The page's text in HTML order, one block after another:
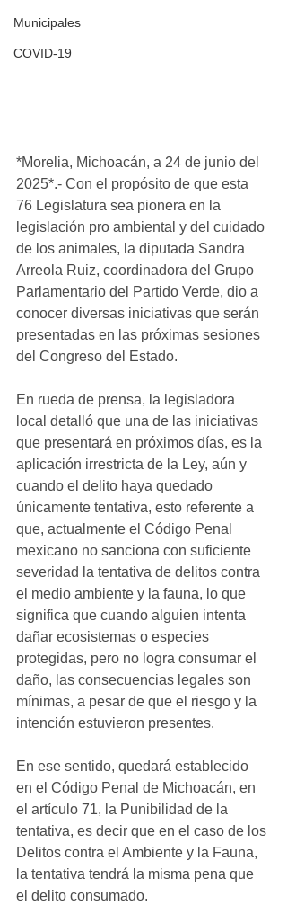
Municipales
COVID-19
*Morelia, Michoacán, a 24 de junio del
2025*.- Con el propósito de que esta
76 Legislatura sea pionera en la
legislación pro ambiental y del cuidado
de los animales, la diputada Sandra
Arreola Ruiz, coordinadora del Grupo
Parlamentario del Partido Verde, dio a
conocer diversas iniciativas que serán
presentadas en las próximas sesiones
del Congreso del Estado.
En rueda de prensa, la legisladora
local detalló que una de las iniciativas
que presentará en próximos días, es la
aplicación irrestricta de la Ley, aún y
cuando el delito haya quedado
únicamente tentativa, esto referente a
que, actualmente el Código Penal
mexicano no sanciona con suficiente
severidad la tentativa de delitos contra
el medio ambiente y la fauna, lo que
significa que cuando alguien intenta
dañar ecosistemas o especies
protegidas, pero no logra consumar el
daño, las consecuencias legales son
mínimas, a pesar de que el riesgo y la
intención estuvieron presentes.
En ese sentido, quedará establecido
en el Código Penal de Michoacán, en
el artículo 71, la Punibilidad de la
tentativa, es decir que en el caso de los
Delitos contra el Ambiente y la Fauna,
la tentativa tendrá la misma pena que
el delito consumado.